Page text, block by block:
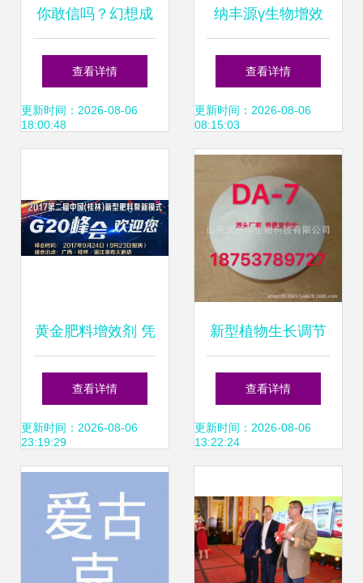
你敢信吗？幻想成
为联合国五常的印
度，连百元一袋的
肥料增效剂
查看详情
更新时间：2026-08-06
18:00:48
纳丰源γ生物增效
因子 引领新型肥料
增效剂的高科技革
命
查看详情
更新时间：2026-08-06
08:15:03
黄金肥料增效剂 凭
什么号称久盛不
衰？
查看详情
更新时间：2026-08-06
23:19:29
新型植物生长调节
剂与新型肥料增效
剂 现代农业的增效
查看详情
更新时间：2026-08-06
13:22:24